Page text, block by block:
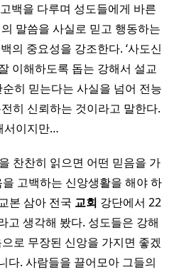
백을 다루며 성도들에게 바른
말씀을 사실로 믿고 행동하는
의 중요성을 강조한다. ‘사도신
이해하도록 돕는 강해서 설교
히 믿는다는 사실을 넘어 전능
히 신뢰하는 것이라고 말한다.
서이지만…
찬찬히 읽으면 어떤 믿음을 가
고백하는 신앙생활을 해야 하
본 삼아 전국 교회 강단에서 22
고 생각해 봤다. 성도들은 강해
로 무장된 신앙을 가지면 좋겠
다. 사람들을 끌어모아 그들의